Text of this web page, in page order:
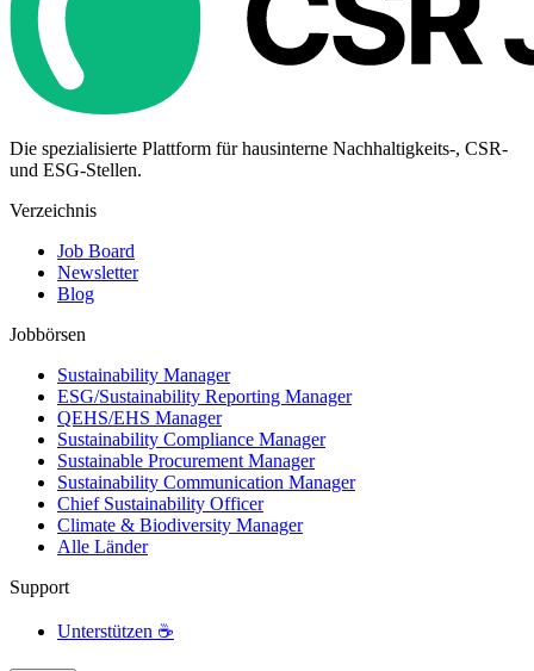
Die spezialisierte Plattform für hausinterne Nachhaltigkeits-, CSR-
und ESG-Stellen.
Verzeichnis
Job Board
Newsletter
Blog
Jobbörsen
Sustainability Manager
ESG/Sustainability Reporting Manager
QEHS/EHS Manager
Sustainability Compliance Manager
Sustainable Procurement Manager
Sustainability Communication Manager
Chief Sustainability Officer
Climate & Biodiversity Manager
Alle Länder
Support
Unterstützen ☕